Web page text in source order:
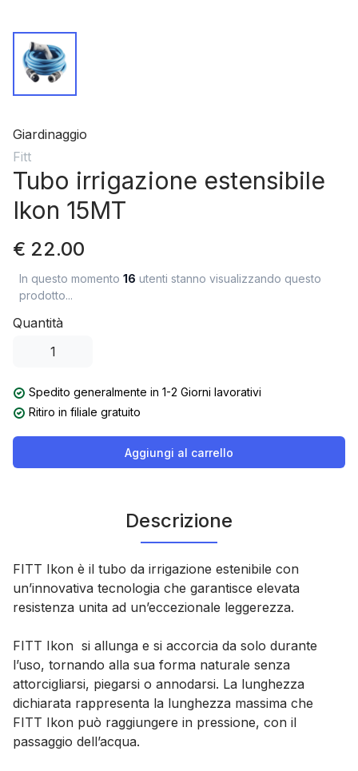
Giardinaggio
Fitt
Tubo irrigazione estensibile
Ikon 15MT
€ 22.00
In questo momento 16 utenti stanno visualizzando questo
prodotto...
Quantità
Spedito generalmente in 1-2 Giorni lavorativi
Ritiro in filiale gratuito
Aggiungi al carrello
Descrizione
FITT Ikon è il tubo da irrigazione estenibile con
un’innovativa tecnologia che garantisce elevata
resistenza unita ad un’eccezionale leggerezza.
FITT Ikon si allunga e si accorcia da solo durante
l’uso, tornando alla sua forma naturale senza
attorcigliarsi, piegarsi o annodarsi. La lunghezza
dichiarata rappresenta la lunghezza massima che
FITT Ikon può raggiungere in pressione, con il
passaggio dell’acqua.